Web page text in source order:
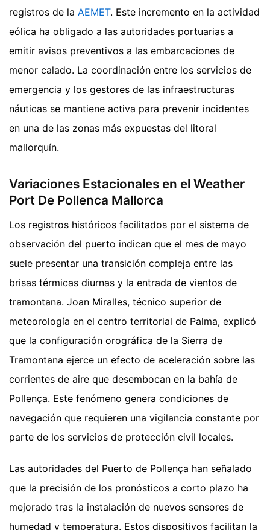
registros de la AEMET. Este incremento en la actividad
eólica ha obligado a las autoridades portuarias a
emitir avisos preventivos a las embarcaciones de
menor calado. La coordinación entre los servicios de
emergencia y los gestores de las infraestructuras
náuticas se mantiene activa para prevenir incidentes
en una de las zonas más expuestas del litoral
mallorquín.
Variaciones Estacionales en el Weather
Port De Pollenca Mallorca
Los registros históricos facilitados por el sistema de
observación del puerto indican que el mes de mayo
suele presentar una transición compleja entre las
brisas térmicas diurnas y la entrada de vientos de
tramontana. Joan Miralles, técnico superior de
meteorología en el centro territorial de Palma, explicó
que la configuración orográfica de la Sierra de
Tramontana ejerce un efecto de aceleración sobre las
corrientes de aire que desembocan en la bahía de
Pollença. Este fenómeno genera condiciones de
navegación que requieren una vigilancia constante por
parte de los servicios de protección civil locales.
Las autoridades del Puerto de Pollença han señalado
que la precisión de los pronósticos a corto plazo ha
mejorado tras la instalación de nuevos sensores de
humedad y temperatura. Estos dispositivos facilitan la